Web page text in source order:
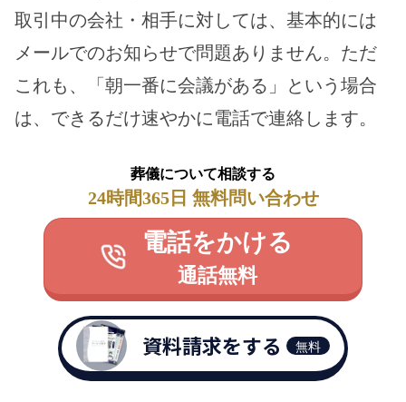
取引中の会社・相手に対しては、基本的には
メールでのお知らせで問題ありません。ただ
これも、「朝一番に会議がある」という場合
は、できるだけ速やかに電話で連絡します。
葬儀について相談する
24時間365日 無料問い合わせ
電話をかける
通話無料
資料請求をする 無料